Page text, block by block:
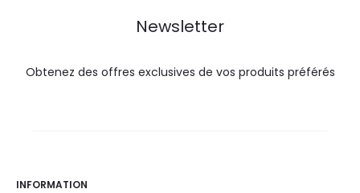
Newsletter
Obtenez des offres exclusives de vos produits préférés
INFORMATION